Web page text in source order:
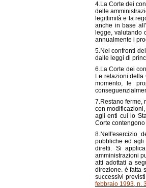
4.La Corte dei
delle
legittimità e la
anche in base
legge, valutando
annualmente i
5.Nei confronti
dalle leggi di
6.La Corte dei
Le relazioni della
momento, le
7.Restano ferme,
con
agli enti cui lo
Corte
8.Nell'esercizio
pubbliche ed agli
diretti. Si
amministrazioni
atti adottati a
direzione. é fatta
successivi previsti
febbraio 1993, n.